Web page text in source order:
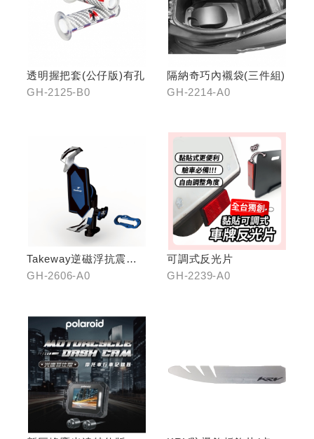
透明握把套(公仔版)有孔
GH-2125-B0
隔納奇巧內襯袋(三件組)
GH-2214-A0
Takeway逆磁浮抗震手
機架
GH-2606-A0
可調式反光片
GH-2239-A0